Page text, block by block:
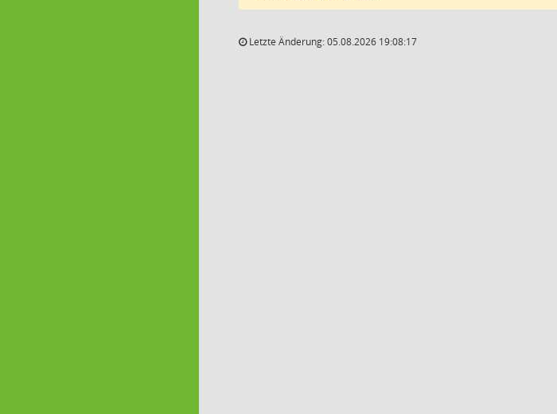
Letzte Änderung: 05.08.2026 19:08:17